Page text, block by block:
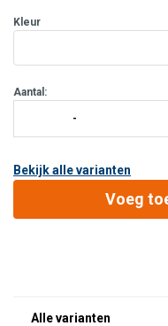
Traploos instelbaar
Inceptor GRX High
Beschermde venti
Kleur
Aantal:
Bekijk alle varianten
Voeg